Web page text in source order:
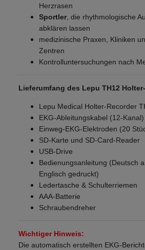
Herzrasen
Sportler , die rhythmologische
abklären lassen
medizinische Praxen, Kliniken
Zentren
Kontrolluntersuchungen nach
Lieferumfang des Lepu TH12
Lepu Medical Holter-Recorder
EKG-Ableitungskabel (12-Kanal)
Einweg-EKG-Elektroden (20
SD-Karte und SD-Card-Reader
USB-Drive
Bedienungsanleitung (Deutsch
Englisch gedruckt)
Ledertasche & Schulterriemen
AAA-Batterie
Schraubendreher
Wichtiger Hinweis:
Die automatisch erstellten EKG-